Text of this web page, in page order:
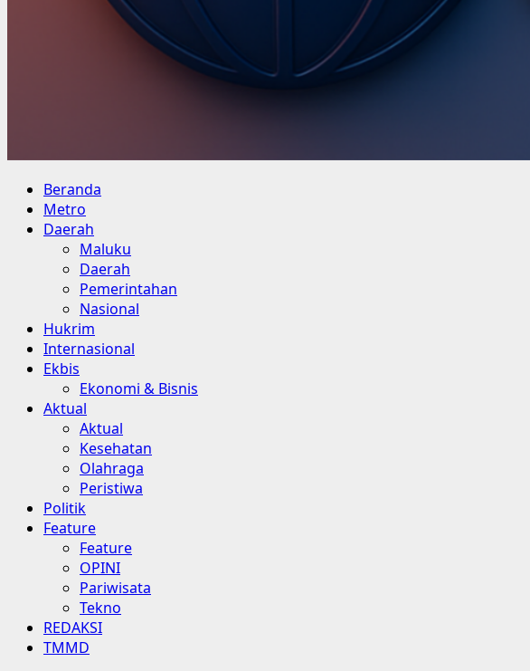
Primary
Menu
Beranda
Metro
Daerah
Maluku
Daerah
Pemerintahan
Nasional
Hukrim
Internasional
Ekbis
Ekonomi & Bisnis
Aktual
Aktual
Kesehatan
Olahraga
Peristiwa
Politik
Feature
Feature
OPINI
Pariwisata
Tekno
REDAKSI
TMMD